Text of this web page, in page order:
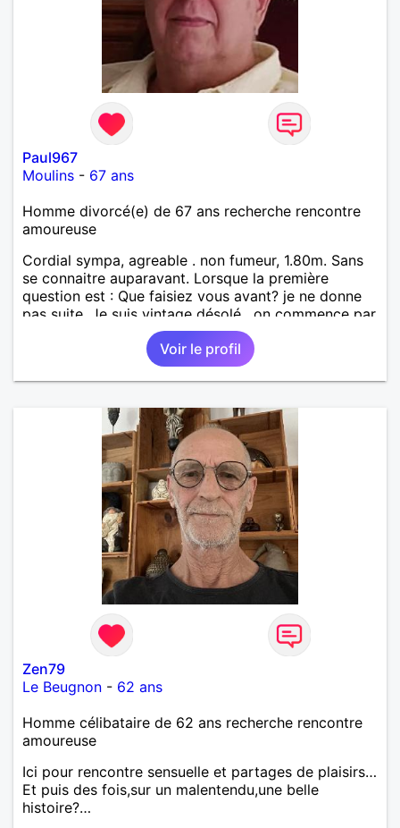
Paul967
Moulins - 67 ans
Homme divorcé(e) de 67 ans recherche rencontre
amoureuse
Cordial sympa, agreable . non fumeur, 1.80m. Sans
se connaitre auparavant. Lorsque la première
question est : Que faisiez vous avant? je ne donne
pas suite. Je suis vintage désolé , on commence par
bonjour .......... Un minimum ...... Je ne suis pas
docteur , banquier, psycholoque , philantrope,
Voir le profil
Zen79
Le Beugnon - 62 ans
Homme célibataire de 62 ans recherche rencontre
amoureuse
Ici pour rencontre sensuelle et partages de plaisirs…
Et puis des fois,sur un malentendu,une belle
histoire?…